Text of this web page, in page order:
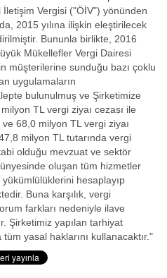
Vergisi ("ÖİV") yönünden
2015 yılına ilişkin eleştirilecek
Bununla birlikte, 2016
Mükellefler Vergi Dairesi
müşterilerine sunduğu bazı çoklu
uygulamaların
bulunulmuş ve Şirketimize
TL vergi ziyaı cezası ile
68,0 milyon TL vergi ziyaı
milyon TL tutarında vergi
olduğu mevzuat ve sektör
oluşan tüm hizmetler
hesaplayıp
Buna karşılık, vergi
farkları nedeniyle ilave
Şirketimiz yapılan tarhiyat
yasal haklarını kullanacaktır."